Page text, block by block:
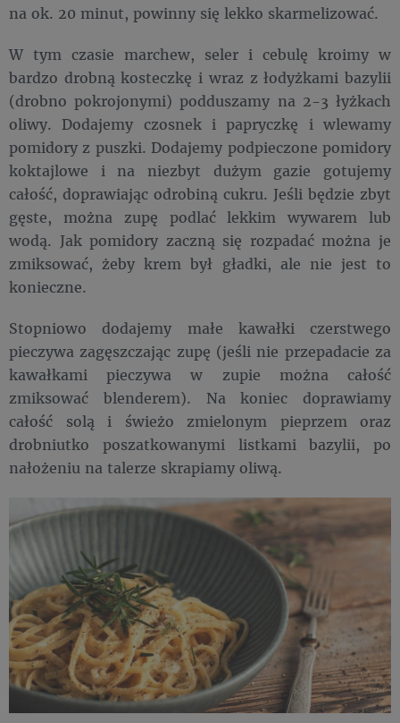
na ok. 20 minut, powinny się lekko skarmelizować.
W tym czasie marchew, seler i cebulę kroimy w
bardzo drobną kosteczkę i wraz z łodyżkami bazylii
(drobno pokrojonymi) podduszamy na 2-3 łyżkach
oliwy. Dodajemy czosnek i papryczkę i wlewamy
pomidory z puszki. Dodajemy podpieczone pomidory
koktajlowe i na niezbyt dużym gazie gotujemy
całość, doprawiając odrobiną cukru. Jeśli będzie zbyt
gęste, można zupę podlać lekkim wywarem lub
wodą. Jak pomidory zaczną się rozpadać można je
zmiksować, żeby krem był gładki, ale nie jest to
konieczne.
Stopniowo dodajemy małe kawałki czerstwego
pieczywa zagęszczając zupę (jeśli nie przepadacie za
kawałkami pieczywa w zupie można całość
zmiksować blenderem). Na koniec doprawiamy
całość solą i świeżo zmielonym pieprzem oraz
drobniutko poszatkowanymi listkami bazylii, po
nałożeniu na talerze skrapiamy oliwą.